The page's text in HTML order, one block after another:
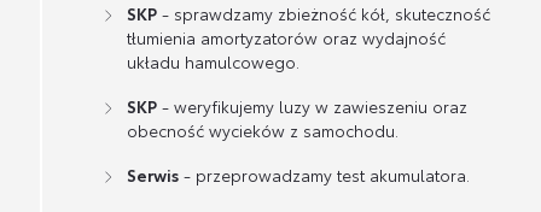
SKP - sprawdzamy zbieżność kół, skuteczność
tłumienia amortyzatorów oraz wydajność
układu hamulcowego.
SKP - weryfikujemy luzy w zawieszeniu oraz
obecność wycieków z samochodu.
Serwis - przeprowadzamy test akumulatora.